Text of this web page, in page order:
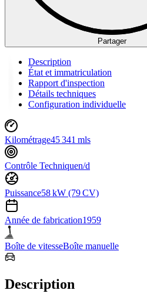
Partager
Description
État et immatriculation
Rapport d'inspection
Détails techniques
Configuration individuelle
Kilométrage45 341 mls
Contrôle Techniquen/d
Puissance58 kW (79 CV)
Année de fabrication1959
Boîte de vitesseBoîte manuelle
Description